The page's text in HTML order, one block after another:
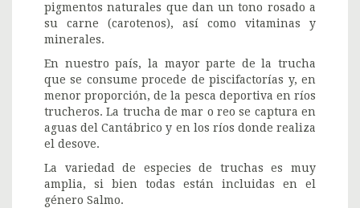
pigmentos naturales que dan un tono rosado a
su carne (carotenos), así como vitaminas y
minerales.
En nuestro país, la mayor parte de la trucha
que se consume procede de piscifactorías y, en
menor proporción, de la pesca deportiva en ríos
trucheros. La trucha de mar o reo se captura en
aguas del Cantábrico y en los ríos donde realiza
el desove.
La variedad de especies de truchas es muy
amplia, si bien todas están incluidas en el
género Salmo.